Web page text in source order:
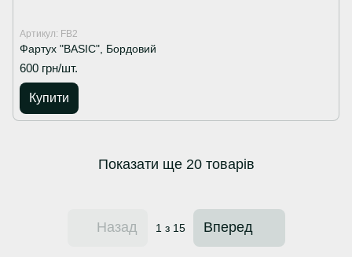
Артикул: FB2
Фартух "BASIC", Бордовий
600 грн/шт.
Купити
Показати ще 20 товарів
Назад 1 з 15 Вперед